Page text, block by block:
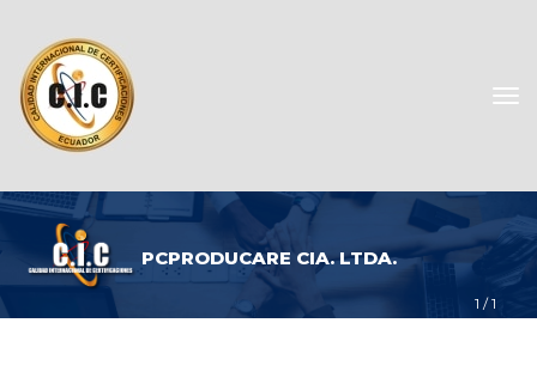
1 / 1
PCPRODUCARE CIA. LTDA.